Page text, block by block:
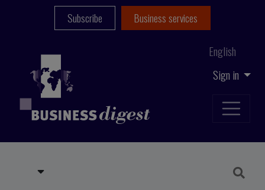
Sign in
English
Subscribe Business services